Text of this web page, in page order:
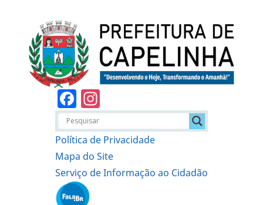
Facebook
Política de Privacidade
Mapa do Site
Serviço de Informação ao Cidadão